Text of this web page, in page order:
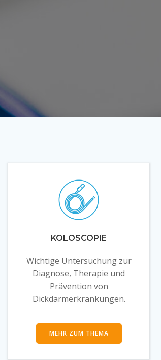
KOLOSCOPIE
Wichtige Untersuchung zur
Diagnose, Therapie und
Prävention von
Dickdarmerkrankungen.
MEHR ZUM THEMA